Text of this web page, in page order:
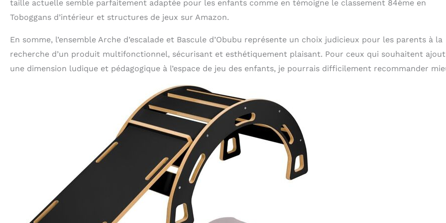
taille actuelle semble parfaitement adaptée pour les enfants comme en témoigne le classement 84ème en
Toboggans d’intérieur et structures de jeux sur Amazon.
En somme, l’ensemble Arche d’escalade et Bascule d’Obubu représente un choix judicieux pour les parents à la
recherche d’un produit multifonctionnel, sécurisant et esthétiquement plaisant. Pour ceux qui souhaitent
une dimension ludique et pédagogique à l’espace de jeu des enfants, je pourrais difficilement recommander